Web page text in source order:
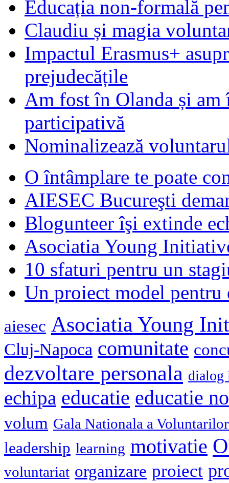
Educația non-formală
Claudiu și magia
Impactul Erasmus+
prejudecățile
Am fost în Olanda și am
participativă
Nominalizează
O întâmplare te poate
AIESEC Bucureşti
Blogunteer îşi extinde
Asociatia Young
10 sfaturi pentru un
Un proiect model
aiesec Asociatia Young
Cluj-Napoca comunitate
dezvoltare personala dialog
echipa educatie educatie
volum Gala Nationala a Voluntarilor
leadership learning motivatie
voluntariat organizare proiect